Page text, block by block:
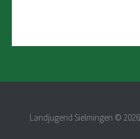
Landjugend Sielmingen ©